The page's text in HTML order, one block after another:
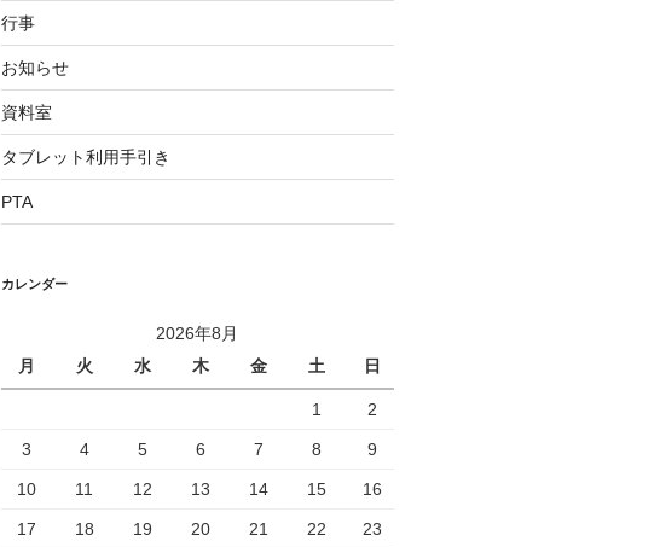
行事
お知らせ
資料室
タブレット利用手引き
PTA
カレンダー
2026年8月
月
火 水 木 金 土 日
1 2
3 4 5 6 7 8 9
10 11 12 13 14 15 16
17 18 19 20 21 22 23